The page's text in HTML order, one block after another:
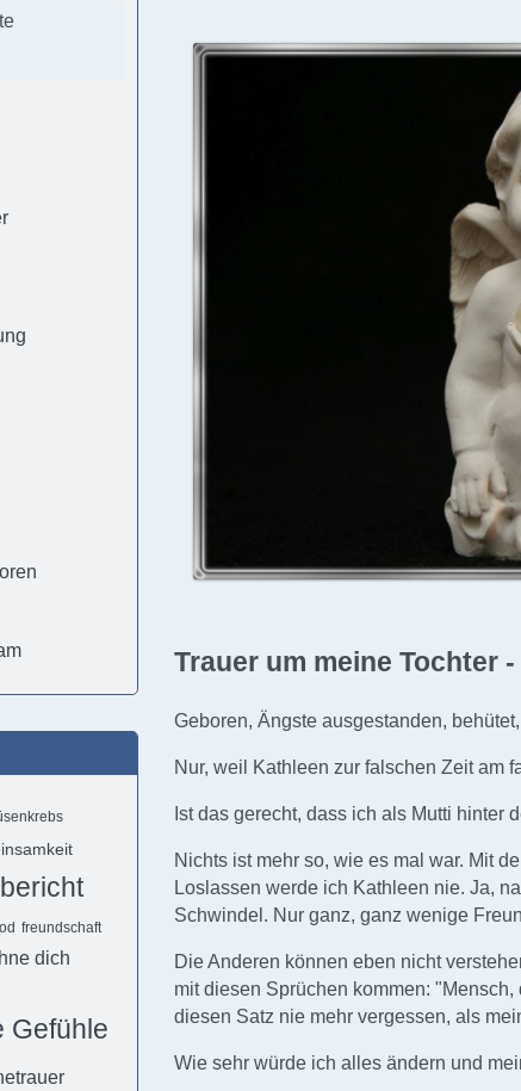
freundschaft
dich
Gefühle
Trauer um meine Tochter
Geboren, Ängste ausgestanden,
Nur, weil Kathleen zur falschen Zeit am
Ist das gerecht, dass ich als Mutti hinter
Nichts ist mehr so, wie es mal war. Mit
Loslassen werde ich Kathleen nie. Ja,
Schwindel. Nur ganz, ganz wenige
Die Anderen können eben nicht
mit diesen Sprüchen kommen:
diesen Satz nie mehr vergessen, als
Wie sehr würde ich alles ändern und